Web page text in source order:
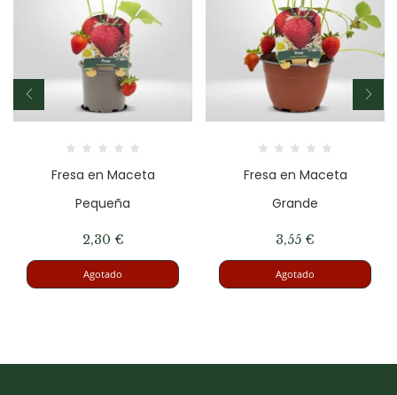
Fresa en Maceta
Pequeña
2,30 €
Agotado
Fresa en Maceta
Grande
3,55 €
Agotado